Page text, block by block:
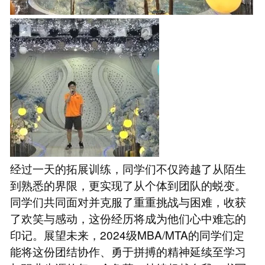
经过一天的拓展训练，同学们不仅跨越了从陌生
到熟悉的界限，更实现了从个体到团队的蜕变。
同学们共同面对并克服了重重挑战与困难，收获
了欢笑与感动，这份经历将成为他们心中难忘的
印记。展望未来，2024级MBA/MTA的同学们定
能将这份团结协作、勇于拼搏的精神延续至学习